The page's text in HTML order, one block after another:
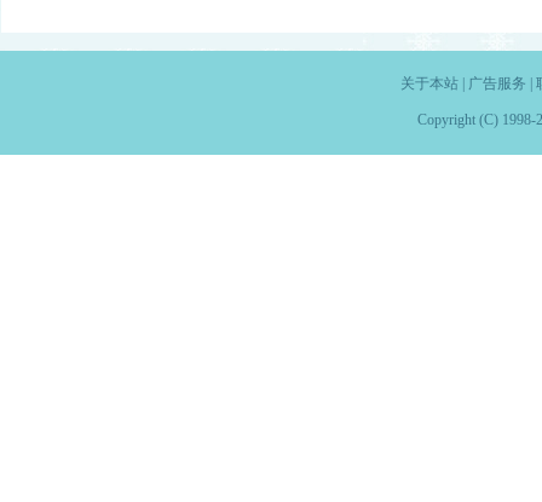
关于本站| 广告服务
Copyright (C) 1998-